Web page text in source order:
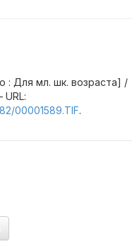
: Для мл. шк. возраста] /
00001589.TIF.